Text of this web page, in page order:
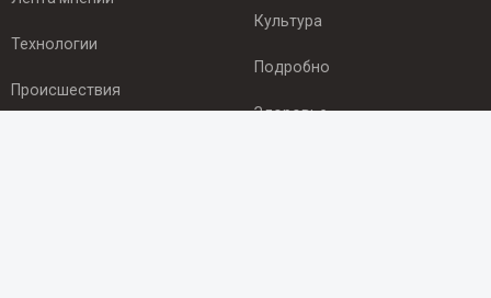
Технологии
Происшествия
Культура
Подробно
Здоровье